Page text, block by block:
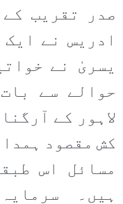
صدر تقریب
ادریس نے
یسریٰ نے
حوالے سے
لاہور کے
کش مقصود
مسائل اس
ہیں۔